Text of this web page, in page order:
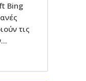
Bing
τις